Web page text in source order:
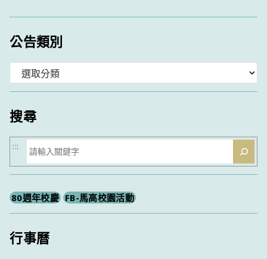
公告類別
類
搜尋
搜
尋
:::
80週年校慶 FB-馬高校園活動
行事曆